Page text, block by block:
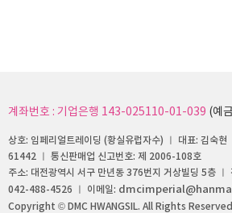
계좌번호 : 기업은행 143-025110-01-039 (예
상호: 임페리얼트레이딩 (황실유럽자수) ㅣ 대표: 김숙
61442 ㅣ 통신판매업 신고번호: 제 2006-108호
주소: 대전광역시 서구 만년동 376번지 거상빌딩 5층
042-488-4526 ㅣ 이메일:
Copyright © DMC HWANGSIL. All Rights